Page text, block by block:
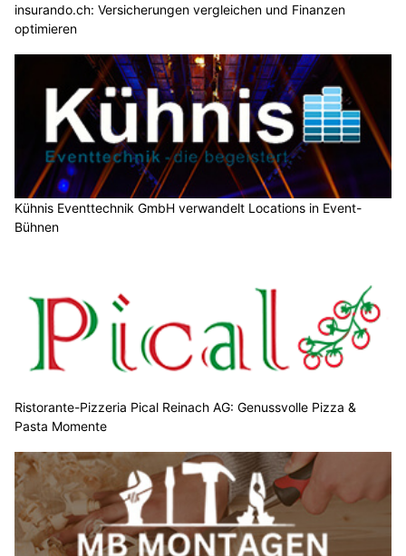
insurando.ch: Versicherungen vergleichen und Finanzen
optimieren
Kühnis Eventtechnik GmbH verwandelt Locations in Event-
Bühnen
Ristorante-Pizzeria Pical Reinach AG: Genussvolle Pizza &
Pasta Momente